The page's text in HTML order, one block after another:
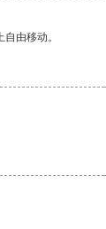
由移动。